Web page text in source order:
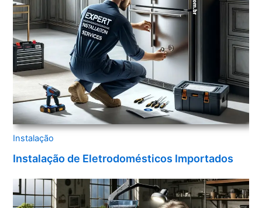
Instalação
Instalação de Eletrodomésticos Importados